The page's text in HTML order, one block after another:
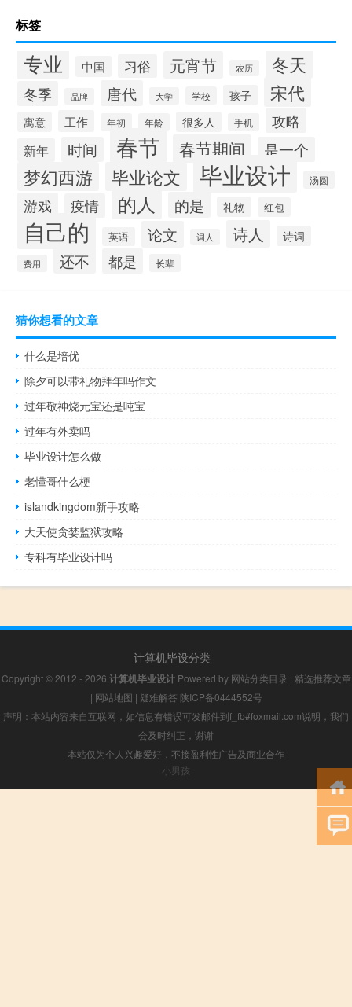
标签
专业 中国 习俗 元宵节 农历 冬天
冬季 品牌 唐代 大学 学校 孩子 宋代
寓意 工作 年初 年龄 很多人 手机 攻略
新年 时间 春节 春节期间 是一个
梦幻西游 毕业论文 毕业设计 汤圆
游戏 疫情 的人 的是 礼物 红包
自己的 英语 论文 词人 诗人 诗词
费用 还不 都是 长辈
猜你想看的文章
什么是培优
除夕可以带礼物拜年吗作文
过年敬神烧元宝还是吨宝
过年有外卖吗
毕业设计怎么做
老懂哥什么梗
islandkingdom新手攻略
大天使贪婪监狱攻略
专科有毕业设计吗
计算机毕设分类
Copyright © 2012 - 2026 计算机毕业设计Powered by 网站分类目录 | 精选推荐文章
| 网站地图 | 疑难解答 陕ICP备0444552号
声明：本站内容来自互联网，如信息有错误可发邮件到f_fb#foxmail.com说明，我们
会及时纠正，谢谢
本站仅为个人兴趣爱好，不接盈利性广告及商业合作
小男孩